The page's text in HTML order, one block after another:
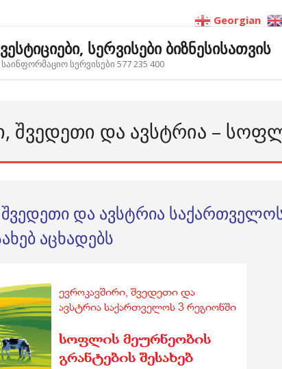
სერვისები ბიზნესისათვის
სერვისები 577 235 400
ᲨᲕᲔᲓᲔᲗᲘ ᲓᲐ ᲐᲕᲡᲢᲠᲘᲐ –
შვედეთი და ავსტრია
აცხადებს
Georgian